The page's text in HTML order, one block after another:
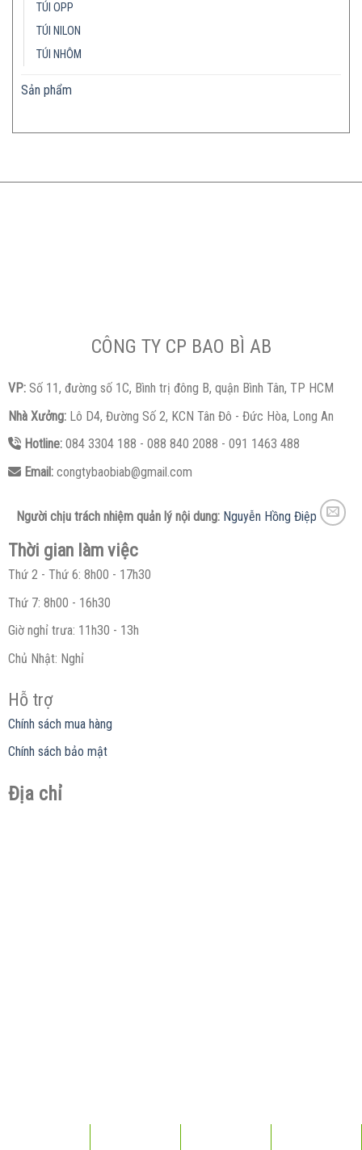
TÚI OPP
TÚI NILON
TÚI NHÔM
Sản phẩm
CÔNG TY CP BAO BÌ AB
VP: Số 11, đường số 1C, Bình trị đông B, quận Bình Tân, TP HCM
Nhà Xưởng: Lô D4, Đường Số 2, KCN Tân Đô - Đức Hòa, Long An
Hotline:084 3304 188 - 088 840 2088 - 091 1463 488
Email:congtybaobiab@gmail.com
Người chịu trách nhiệm quản lý nội dung: Nguyễn Hồng Điệp
Thời gian làm việc
Thứ 2 - Thứ 6: 8h00 - 17h30
Thứ 7: 8h00 - 16h30
Giờ nghỉ trưa: 11h30 - 13h
Chủ Nhật: Nghỉ
Hỗ trợ
Chính sách mua hàng
Chính sách bảo mật
Địa chỉ